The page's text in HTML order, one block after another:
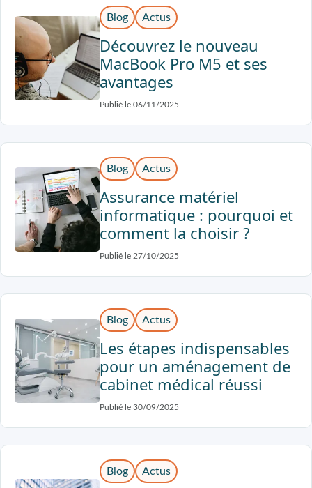
Blog Actus
Découvrez le nouveau
MacBook Pro M5 et ses
avantages
Publié le 06/11/2025
Blog Actus
Assurance matériel
informatique : pourquoi et
comment la choisir ?
Publié le 27/10/2025
Blog Actus
Les étapes indispensables
pour un aménagement de
cabinet médical réussi
Publié le 30/09/2025
Blog Actus